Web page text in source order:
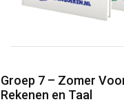
Groep 7 – Zomer
Rekenen en Taal